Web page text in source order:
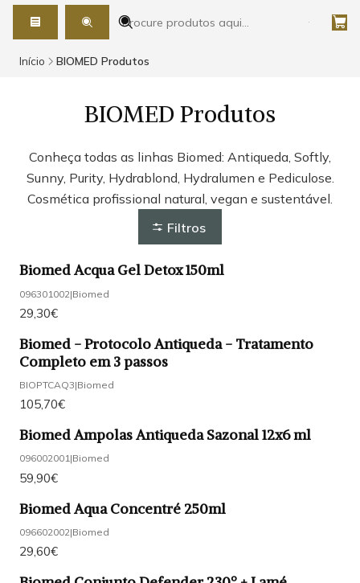
Início BIOMED Produtos
BIOMED Produtos
Conheça todas as linhas Biomed: Antiqueda, Softly,
Sunny, Purity, Hydrablond, Hydralumen e Pediculose.
Cosmética profissional natural, vegan e sustentável.
Filtros
Biomed Acqua Gel Detox 150ml
096301002|Biomed
29,30€
Biomed - Protocolo Antiqueda - Tratamento
Completo em 3 passos
BIOPTCAQ3|Biomed
105,70€
Biomed Ampolas Antiqueda Sazonal 12x6 ml
096002001|Biomed
59,90€
Biomed Aqua Concentré 250ml
096602002|Biomed
29,60€